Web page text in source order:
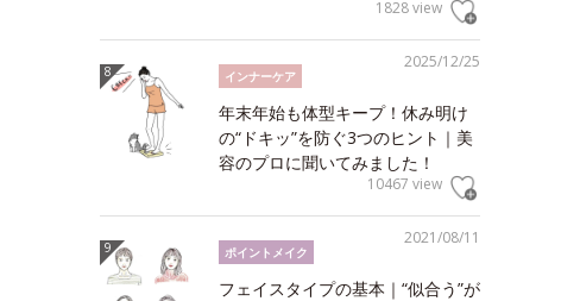
1828 view
2025/12/25
インナーケア
年末年始も体型キープ！休み明け
の“ドキッ”を防ぐ3つのヒント｜美
容のプロに聞いてみました！
10467 view
2021/08/11
ポイントメイク
フェイスタイプの基本｜“似合う”が